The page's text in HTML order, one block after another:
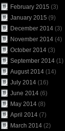
February 2015 (3)
January 2015 (9)
December 2014(3)
November 2014(4)
October 2014(3)
September 2014(1)
August 2014(14)
July 2014(16)
June 2014(6)
May 2014(8)
April 2014(7)
March 2014(2)